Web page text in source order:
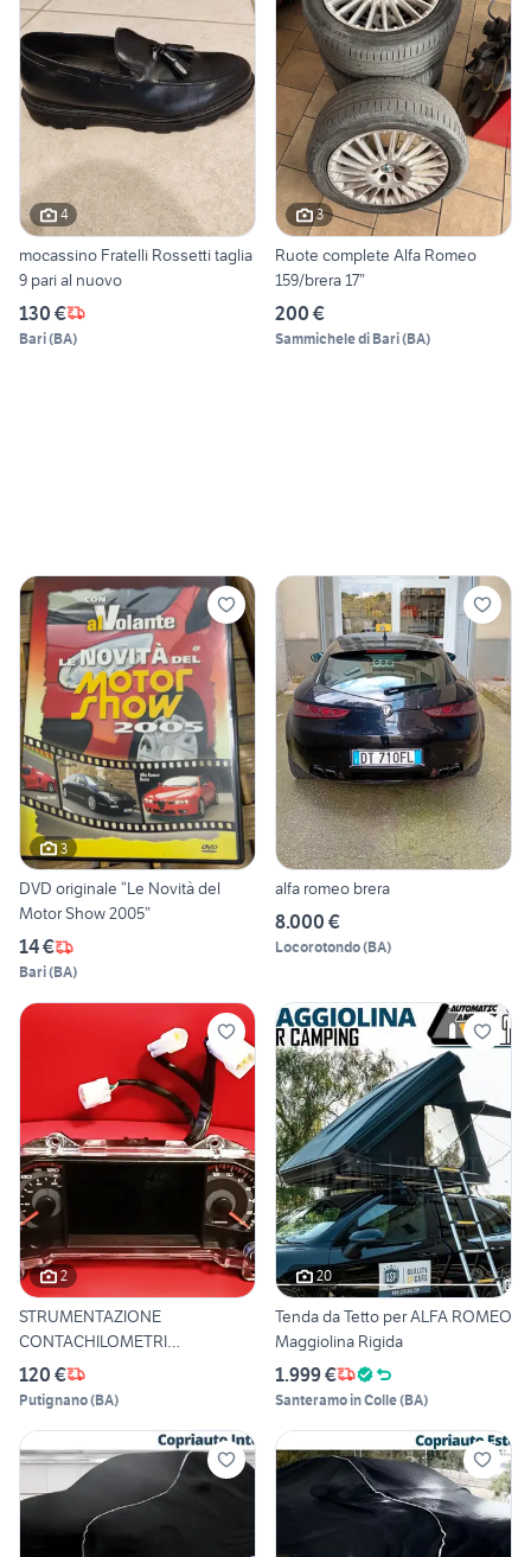
4
mocassino Fratelli Rossetti taglia
9 pari al nuovo
130 €
Bari(BA)
3
Ruote complete Alfa Romeo
159/brera 17”
200 €
Sammichele di Bari(BA)
3
DVD originale “Le Novità del
Motor Show 2005”
14 €
Bari(BA)
alfa romeo brera
8.000 €
Locorotondo(BA)
2
STRUMENTAZIONE
CONTACHILOMETRI
120 €
Putignano(BA)
20
Tenda da Tetto per ALFA ROMEO
Maggiolina Rigida
1.999 €
Santeramo in Colle(BA)